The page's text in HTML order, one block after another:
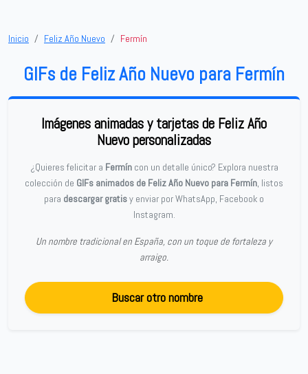
Inicio Feliz Año Nuevo Fermín
GIFs de Feliz Año Nuevo para Fermín
Imágenes animadas y tarjetas de Feliz Año
Nuevo personalizadas
¿Quieres felicitar a Fermíncon un detalle único? Explora nuestra
colección de GIFs animados de Feliz Año Nuevo para Fermín, listos
para descargar gratisy enviar por WhatsApp, Facebook o
Instagram.
Un nombre tradicional en España, con un toque de fortaleza y
arraigo.
Buscar otro nombre